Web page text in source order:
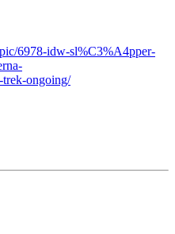
6978-idw-sl%C3%A4pper-
ongoing/